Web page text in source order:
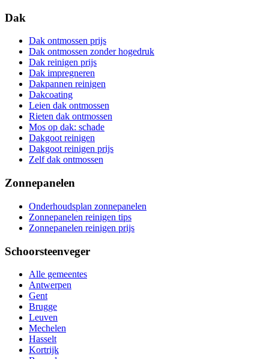
Dak
Dak ontmossen prijs
Dak ontmossen zonder hogedruk
Dak reinigen prijs
Dak impregneren
Dakpannen reinigen
Dakcoating
Leien dak ontmossen
Rieten dak ontmossen
Mos op dak: schade
Dakgoot reinigen
Dakgoot reinigen prijs
Zelf dak ontmossen
Zonnepanelen
Onderhoudsplan zonnepanelen
Zonnepanelen reinigen tips
Zonnepanelen reinigen prijs
Schoorsteenveger
Alle gemeentes
Antwerpen
Gent
Brugge
Leuven
Mechelen
Hasselt
Kortrijk